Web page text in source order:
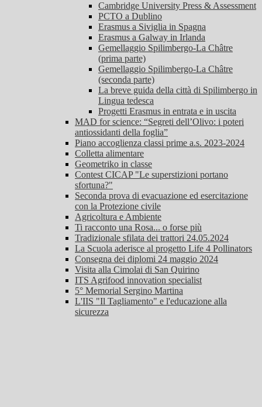
Cambridge University Press & Assessment
PCTO a Dublino
Erasmus a Siviglia in Spagna
Erasmus a Galway in Irlanda
Gemellaggio Spilimbergo-La Châtre
(prima parte)
Gemellaggio Spilimbergo-La Châtre
(seconda parte)
La breve guida della città di Spilimbergo in
Lingua tedesca
Progetti Erasmus in entrata e in uscita
MAD for science: “Segreti dell’Olivo: i poteri
antiossidanti della foglia”
Piano accoglienza classi prime a.s. 2023-2024
Colletta alimentare
Geometriko in classe
Contest CICAP "Le superstizioni portano
sfortuna?"
Seconda prova di evacuazione ed esercitazione
con la Protezione civile
Agricoltura e Ambiente
Ti racconto una Rosa... o forse più
Tradizionale sfilata dei trattori 24.05.2024
La Scuola aderisce al progetto Life 4 Pollinators
Consegna dei diplomi 24 maggio 2024
Visita alla Cimolai di San Quirino
ITS Agrifood innovation specialist
5° Memorial Sergino Martina
L'IIS "Il Tagliamento" e l'educazione alla
sicurezza